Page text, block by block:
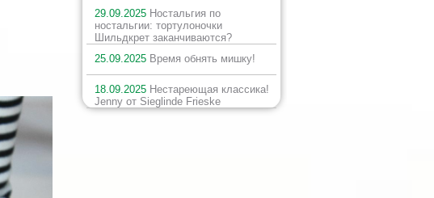
29.09.2025 Ностальгия по
ностальгии: тортулоночки
Шильдкрет заканчиваются?
25.09.2025 Время обнять мишку!
18.09.2025 Нестареющая классика!
Jenny от Sieglinde Frieske